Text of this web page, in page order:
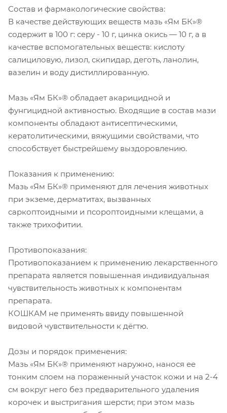
Состав и фармакологические свойства:
В качестве действующих веществ мазь «Ям БК»®
содержит в 100 г: серу - 10 г, цинка окись — 10 г, а в
качестве вспомогательных веществ: кислоту
салициловую, лизол, скипидар, деготь, ланолин,
вазелин и воду дистиллированную.
Мазь «Ям БК»® обладает акарицидной и
фунгицидной активностью. Входящие в состав мази
компоненты обладают антисептическими,
кератолитическими, вяжущими свойствами, что
способствует быстрейшему выздоровлению.
Показания к применению:
Мазь «Ям БК»® применяют для лечения животных
при экземе, дерматитах, вызванных
саркоптоидными и псороптоидными клещами, а
также трихофитии.
Противопоказания:
Противопоказанием к применению лекарственного
препарата является повышенная индивидуальная
чувствительность животных к компонентам
препарата.
КОШКАМ не применять ввиду повышенной
видовой чувствительности к дёгтю.
Дозы и порядок применения:
Мазь «Ям БК»® применяют наружно, нанося ее
тонким слоем на пораженный участок кожи и на 2-4
см вокруг него без предварительного удаления
корочек и выстригания шерсти; при этом мазь